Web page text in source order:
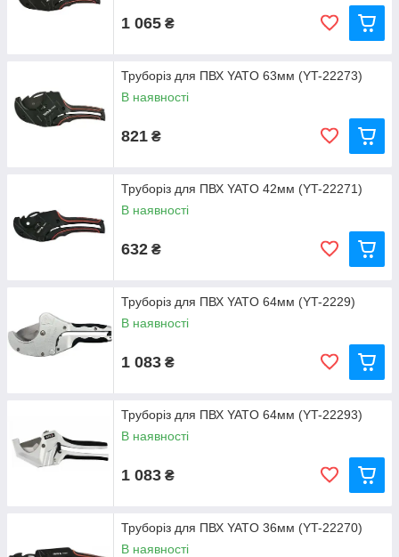
1 065 ₴
Труборіз для ПВХ YATO 63мм (YT-22273)
В наявності
821 ₴
Труборіз для ПВХ YATO 42мм (YT-22271)
В наявності
632 ₴
Труборіз для ПВХ YATO 64мм (YT-2229)
В наявності
1 083 ₴
Труборіз для ПВХ YATO 64мм (YT-22293)
В наявності
1 083 ₴
Труборіз для ПВХ YATO 36мм (YT-22270)
В наявності